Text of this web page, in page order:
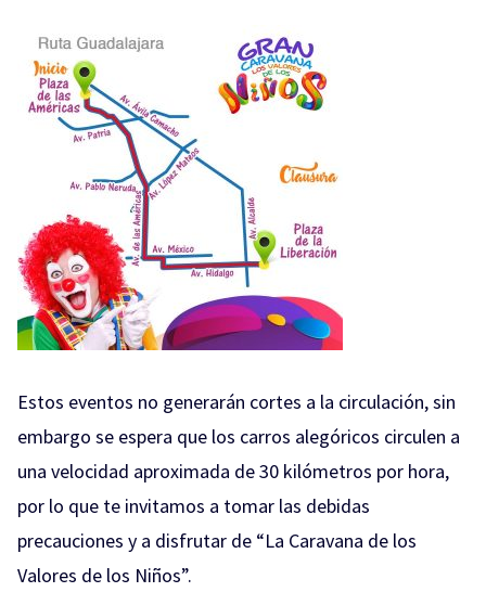
Estos eventos no generarán cortes a la circulación, sin
embargo se espera que los carros alegóricos circulen a
una velocidad aproximada de 30 kilómetros por hora,
por lo que te invitamos a tomar las debidas
precauciones y a disfrutar de “La Caravana de los
Valores de los Niños”.